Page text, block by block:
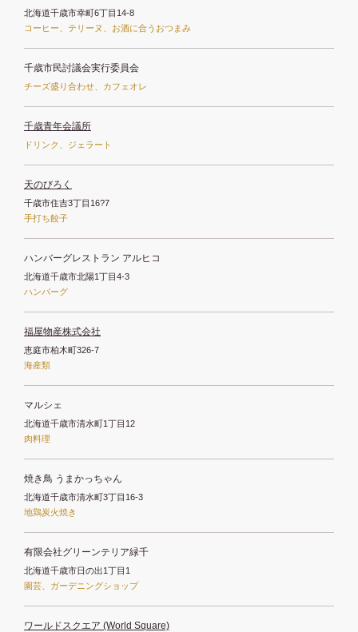
北海道千歳市幸町6丁目14-8
コーヒー、テリーヌ、お酒に合うおつまみ
千歳市民討議会実行委員会
チーズ盛り合わせ、カフェオレ
千歳青年会議所
ドリンク、ジェラート
天のびろく
千歳市住吉3丁目16?7
手打ち餃子
ハンバーグレストラン アルヒコ
北海道千歳市北陽1丁目4-3
ハンバーグ
福屋物産株式会社
恵庭市柏木町326-7
海産類
マルシェ
北海道千歳市清水町1丁目12
肉料理
焼き鳥 うまかっちゃん
北海道千歳市清水町3丁目16-3
地鶏炭火焼き
有限会社グリーンテリア緑千
北海道千歳市日の出1丁目1
園芸、ガーデニングショップ
ワールドスクエア (World Square)